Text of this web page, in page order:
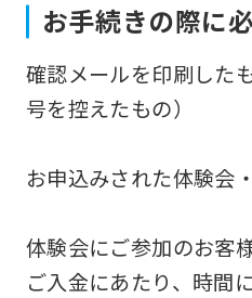
お手続きの際に
確認メールを印刷した
号を控えたもの）
お申込みされた体験会
体験会にご参加のお客
ご入金にあたり、時間